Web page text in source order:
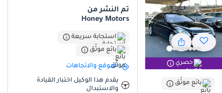
حصري
بائع موثّق
تم النشر من
Honey Motors
استجابة سريعة
بائع موثّق
الموقع والاتجاهات
يقدم هذا الوكيل اختبار القيادة
والاستبدال